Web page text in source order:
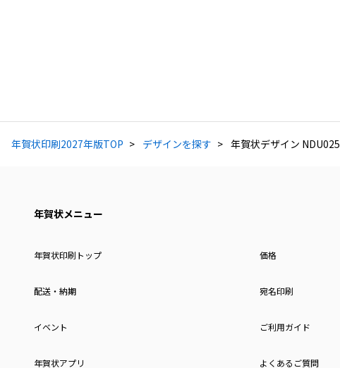
年賀状印刷2027年版TOP デザインを探す 年賀状デザイン NDU025
年賀状メニュー
年賀状印刷トップ 価格
配送・納期 宛名印刷
イベント ご利用ガイド
年賀状アプリ よくあるご質問